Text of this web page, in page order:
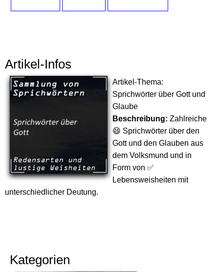
Artikel-Infos
Artikel-Thema:
Sprichwörter über Gott und
Glaube
Beschreibung: Zahlreiche
😄 Sprichwörter über den
Gott und den Glauben aus
dem Volksmund und in
Form von ✅
Lebensweisheiten mit
unterschiedlicher Deutung.
Kategorien